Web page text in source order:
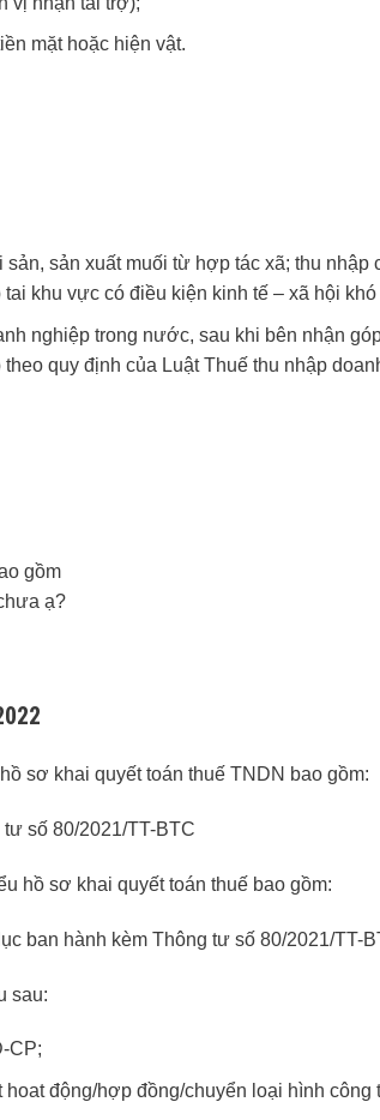
mặt hoặc hiện vật.
sản xuất muối từ hợp tác xã; thu nhập
khu vực có điều kiện kinh tế – xã hội
nghiệp trong nước, sau khi bên nhận
quy định của Luật Thuế thu nhập
sơ khai quyết toán thuế TNDN bao gồm:
số 80/2021/TT-BTC
hồ sơ khai quyết toán thuế bao gồm:
ban hành kèm Thông tư số 80/2021/TT-
sau:
CP;
động/hợp đồng/chuyển loại hình công